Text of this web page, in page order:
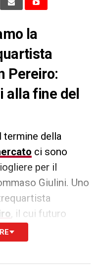
la
Pereiro:
alla fine del
termine della
ci sono
per il
Giulini. Uno
, il cui futuro